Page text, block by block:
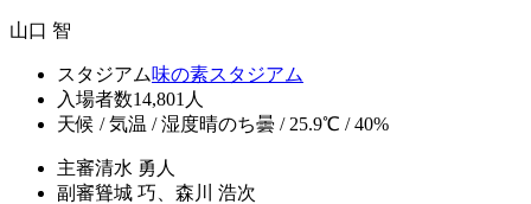
山口 智
スタジアム味の素スタジアム
入場者数14,801人
天候 / 気温 / 湿度晴のち曇 / 25.9℃ / 40%
主審清水 勇人
副審聳城 巧、森川 浩次